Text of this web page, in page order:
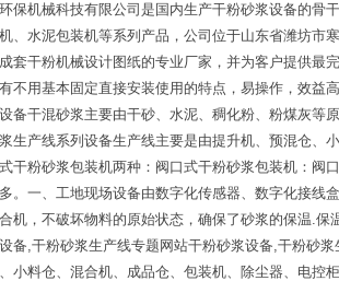
保机械科技有限公司是国内生产干粉砂浆设备的
、水泥包装机等系列产品，公司位于山东省潍坊
套干粉机械设计图纸的专业厂家，并为客户提供
不用基本固定直接安装使用的特点，易操作，效益
备干混砂浆主要由干砂、水泥、稠化粉、粉煤灰
生产线系列设备生产线主要是由提升机、预混仓
干粉砂浆包装机两种：阀口式干粉砂浆包装机：
。一、工地现场设备由数字化传感器、数字化接
机，不破坏物料的原始状态，确保了砂浆的保温.保
备,干粉砂浆生产线专题网站干粉砂浆设备,干粉砂
小料仓、混合机、成品仓、包装机、除尘器、电